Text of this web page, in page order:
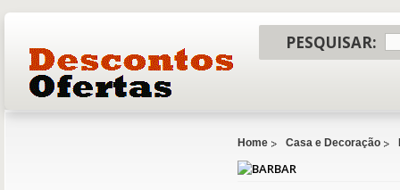
PESQUISAR:
Home Casa e Decoração
BAR